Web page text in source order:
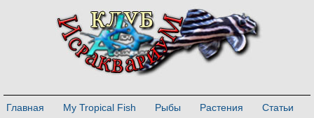
Главная My Tropical Fish Рыбы Растения
Статьи